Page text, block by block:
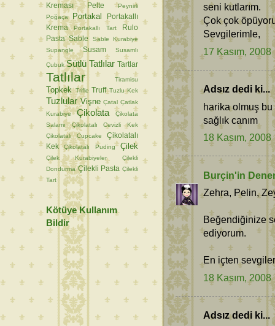
seni kutlarım.
Çok çok
Sevgilerimle,
17 Kasım, 2008
Adsız dedi ki...
harika olmuş bu
sağlık canım
18 Kasım, 2008
Burçin'in
Zehra, Pelin,
Beğendiğinize
ediyorum.
En içten
18 Kasım, 2008
Adsız dedi ki...
Kreması
Pelte
Peynirli
Poğaça
Portakal
Portakallı
Krema
Portakallı Tart
Rulo
Pasta Sable
Sable Kurabiye
Supangle
Susam Susamlı
Çubuk Sütlü Tatlılar Tartlar
Tatlılar Tiramisu
Topkek Trifle Truff Tuzlu Kek
Tuzlular Vişne Çatal Çatlak
Kurabiye
Çikolata
Çikolata
Salamı
Çikolatalı Cevizli Kek
Çikolatalı Cupcake
Çikolatalı
Kek
Çikolatalı Puding Çilek
Çilek Kurabiyeler
Çilekli
Dondurma Çilekli Pasta Çilekli
Tart
Kötüye Kullanım
Bildir